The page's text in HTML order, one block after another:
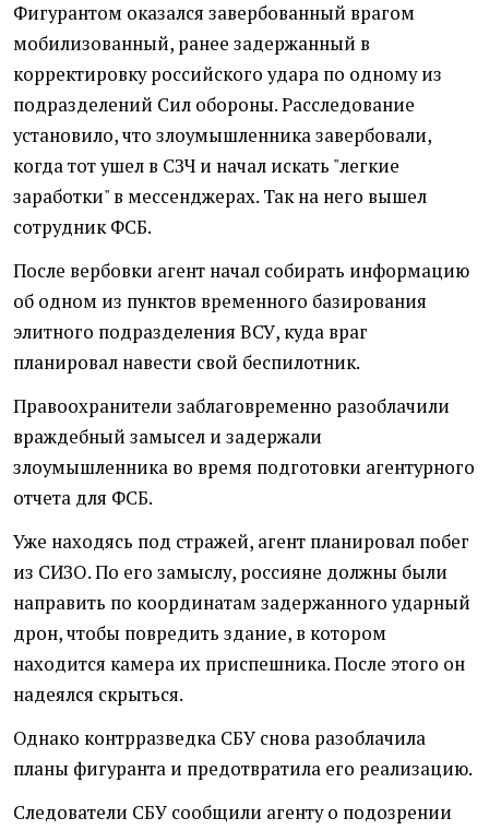
Фигурантом оказался завербованный врагом
мобилизованный, ранее задержанный в
корректировку российского удара по одному из
подразделений Сил обороны. Расследование
установило, что злоумышленника завербовали,
когда тот ушел в СЗЧ и начал искать "легкие
заработки" в мессенджерах. Так на него вышел
сотрудник ФСБ.
После вербовки агент начал собирать информацию
об одном из пунктов временного базирования
элитного подразделения ВСУ, куда враг
планировал навести свой беспилотник.
Правоохранители заблаговременно разоблачили
враждебный замысел и задержали
злоумышленника во время подготовки агентурного
отчета для ФСБ.
Уже находясь под стражей, агент планировал побег
из СИЗО. По его замыслу, россияне должны были
направить по координатам задержанного ударный
дрон, чтобы повредить здание, в котором
находится камера их приспешника. После этого он
надеялся скрыться.
Однако контрразведка СБУ снова разоблачила
планы фигуранта и предотвратила его реализацию.
Следователи СБУ сообщили агенту о подозрении